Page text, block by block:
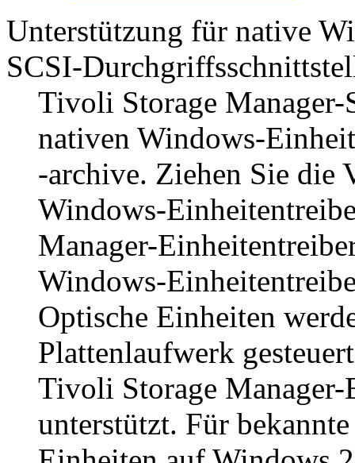
Unterstützung für native
SCSI-
Tivoli Storage Manager-
nativen Windows-
-archive. Ziehen Sie die
Windows-
Manager-
Windows-
Optische Einheiten
Plattenlaufwerk
Tivoli Storage Manager-
unterstützt. Für